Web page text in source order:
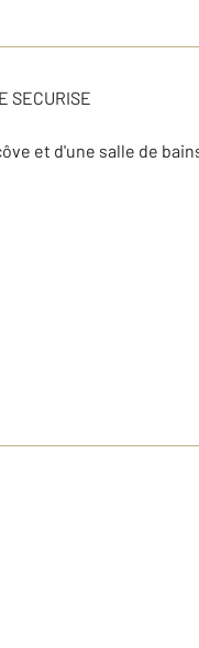
SECURISE
et d'une salle de